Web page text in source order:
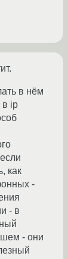
в нём
в ip
как
-
- в
- они